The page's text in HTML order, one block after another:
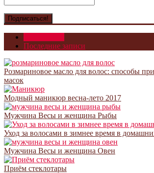
Последние записи
Розмариновое масло для волос: способы
масок
Модный маникюр весна-лето 2017
Мужчина Весы и женщина Рыбы
Уход за волосами в зимнее время в
Мужчина Весы и женщина Овен
Приём стеклотары